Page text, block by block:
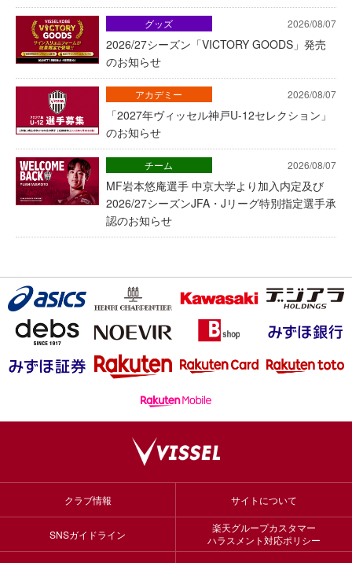
2026/08/07
2026/27シーズン「VICTORY GOODS」発売
のお知らせ
グッズ
2026/08/07
「2027年ヴィッセル神戸U-12セレクション」
のお知らせ
アカデミー
2026/08/07
MF岩本悠庵選手 中京大学より加入内定及び
2026/27シーズンJFA・Jリーグ特別指定選手承
認のお知らせ
チーム
クラブ情報 サイトについて
SNSガイドライン
楽天グループカスタマー
ハラスメント対応ポリシー